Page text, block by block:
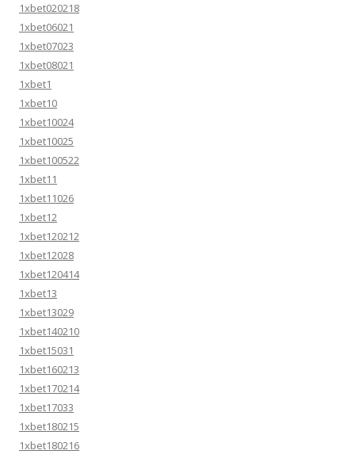
1xbet020218
1xbet06021
1xbet07023
1xbet08021
1xbet1
1xbet10
1xbet10024
1xbet10025
1xbet100522
1xbet11
1xbet11026
1xbet12
1xbet120212
1xbet12028
1xbet120414
1xbet13
1xbet13029
1xbet140210
1xbet15031
1xbet160213
1xbet170214
1xbet17033
1xbet180215
1xbet180216